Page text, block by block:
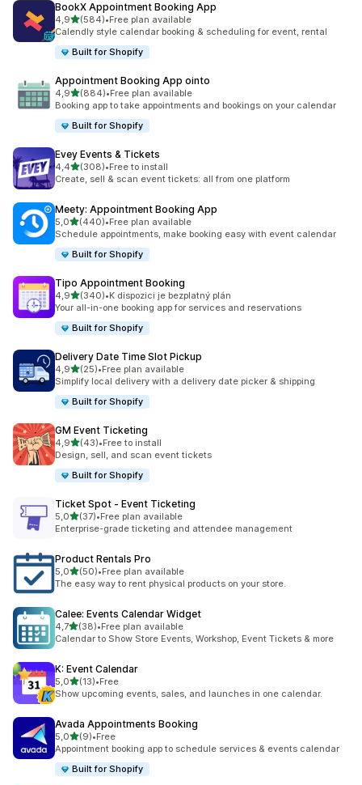
BookX Appointment Booking App
4,9z 5 hvězd
(584)
Celkový počet recenzí: 584
•Free plan available
Calendly style calendar booking & scheduling for event, rental
Built for Shopify
Appointment Booking App ointo
4,9z 5 hvězd
(884)
Celkový počet recenzí: 884
•Free plan available
Booking app to take appointments and bookings on your calendar
Built for Shopify
Evey Events & Tickets
4,4z 5 hvězd
(308)
Celkový počet recenzí: 308
•Free to install
Create, sell & scan event tickets: all from one platform
Meety: Appointment Booking App
5,0z 5 hvězd
(440)
Celkový počet recenzí: 440
•Free plan available
Schedule appointments, make booking easy with event calendar
Built for Shopify
Tipo Appointment Booking
4,9z 5 hvězd
(340)
Celkový počet recenzí: 340
•K dispozici je bezplatný plán
Your all-in-one booking app for services and reservations
Built for Shopify
Delivery Date Time Slot Pickup
4,9z 5 hvězd
(25)
Celkový počet recenzí: 25
•Free plan available
Simplify local delivery with a delivery date picker & shipping
Built for Shopify
GM Event Ticketing
4,9z 5 hvězd
(43)
Celkový počet recenzí: 43
•Free to install
Design, sell, and scan event tickets
Built for Shopify
Ticket Spot ‑ Event Ticketing
5,0z 5 hvězd
(37)
Celkový počet recenzí: 37
•Free plan available
Enterprise-grade ticketing and attendee management
Product Rentals Pro
5,0z 5 hvězd
(50)
Celkový počet recenzí: 50
•Free plan available
The easy way to rent physical products on your store.
Calee: Events Calendar Widget
4,7z 5 hvězd
(38)
Celkový počet recenzí: 38
•Free plan available
Calendar to Show Store Events, Workshop, Event Tickets & more
K: Event Calendar
5,0z 5 hvězd
(13)
Celkový počet recenzí: 13
•Free
Show upcoming events, sales, and launches in one calendar.
Avada Appointments Booking
5,0z 5 hvězd
(9)
Celkový počet recenzí: 9
•Free
Appointment booking app to schedule services & events calendar
Built for Shopify